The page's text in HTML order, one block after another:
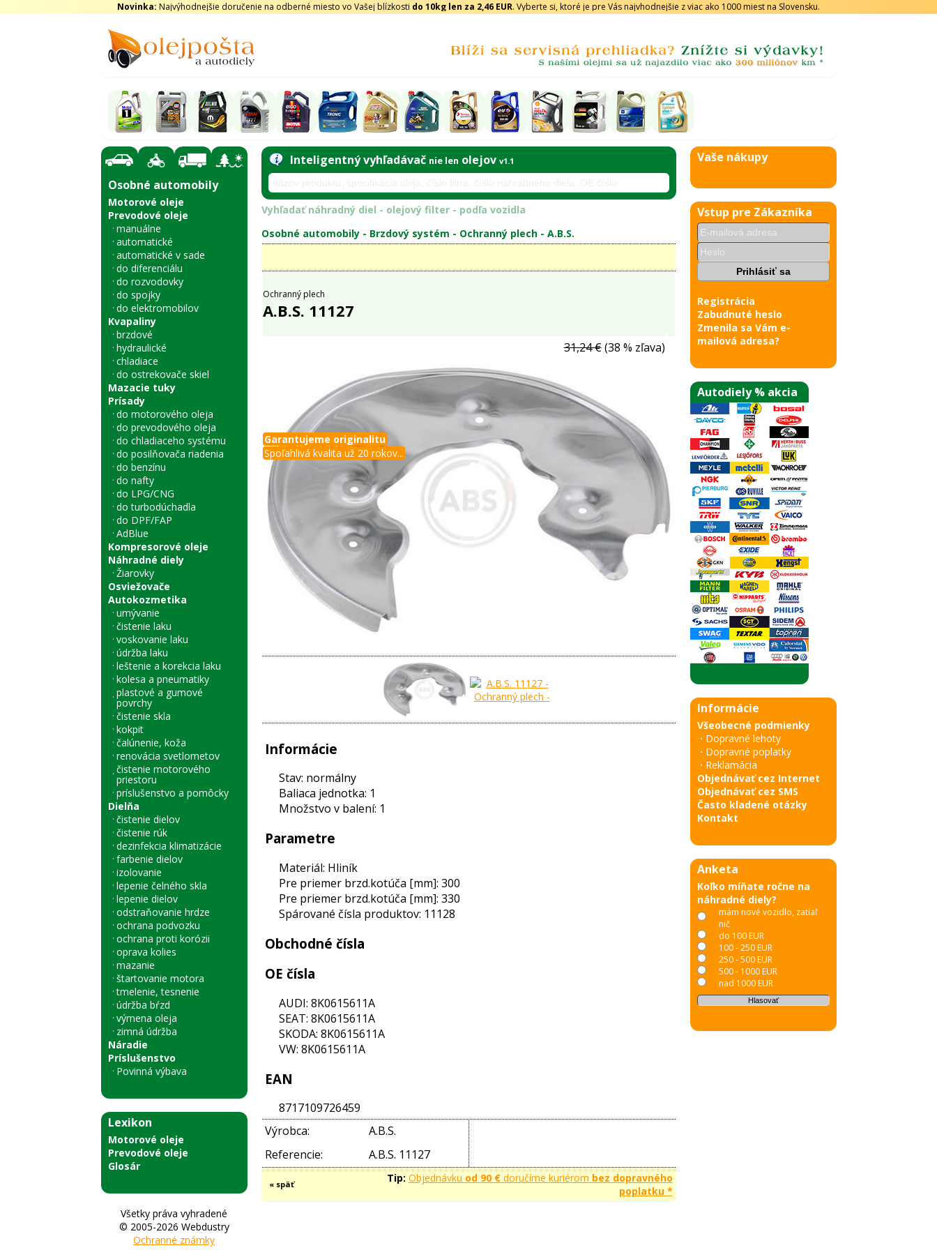
Novinka: Najvýhodnejšie doručenie na odberné miesto vo Vašej blízkosti do 10kg len za 2,46 EUR. Vyberte si, ktoré je pre Vás najvhodnejšie z viac ako 1000 miest na Slovensku.
Osobné automobily
Motorové oleje
Prevodové oleje
manuálne
automatické
automatické v sade
do diferenciálu
do rozvodovky
do spojky
do elektromobilov
Kvapaliny
brzdové
hydraulické
chladiace
do ostrekovače skiel
Mazacie tuky
Prísady
do motorového oleja
do prevodového oleja
do chladiaceho systému
do posilňovača riadenia
do benzínu
do nafty
do LPG/CNG
do turbodúchadla
do DPF/FAP
AdBlue
Kompresorové oleje
Náhradné diely
Žiarovky
Osviežovače
Autokozmetika
umývanie
čistenie laku
voskovanie laku
údržba laku
leštenie a korekcia laku
kolesa a pneumatiky
plastové a gumové
povrchy
čistenie skla
kokpit
čalúnenie, koža
renovácia svetlometov
čistenie motorového
priestoru
príslušenstvo a pomôcky
Dielňa
čistenie dielov
čistenie rúk
dezinfekcia klimatizácie
farbenie dielov
izolovanie
lepenie čelného skla
lepenie dielov
odstraňovanie hrdze
ochrana podvozku
ochrana proti korózii
oprava kolies
mazanie
štartovanie motora
tmelenie, tesnenie
údržba bŕzd
výmena oleja
zimná údržba
Náradie
Príslušenstvo
Povinná výbava
Lexikon
Motorové oleje
Prevodové oleje
Glosár
Všetky práva vyhradené
© 2005-2026 Webdustry
Ochranné známky
Inteligentný vyhľadávač nie len olejov v1.1
Vyhľadať náhradný diel - olejový filter - podľa vozidla
Osobné automobily - Brzdový systém - Ochranný plech- A.B.S.
Ochranný plech
A.B.S. 11127
31,24 €(38 % zľava)
Garantujeme originalitu
Spoľahlivá kvalita už 20 rokov...
Informácie
Stav: normálny
Baliaca jednotka: 1
Množstvo v balení: 1
Parametre
Materiál: Hliník
Pre priemer brzd.kotúča [mm]: 300
Pre priemer brzd.kotúča [mm]: 330
Spárované čísla produktov: 11128
Obchodné čísla
OE čísla
AUDI: 8K0615611A
SEAT: 8K0615611A
SKODA: 8K0615611A
VW: 8K0615611A
EAN
8717109726459
Výrobca:
A.B.S.
Referencie:
A.B.S. 11127
« späť Tip: Objednávku od 90 €doručíme kuriérom bez dopravného
poplatku *
Vaše nákupy
Vstup pre Zákazníka
Registrácia
Zabudnuté heslo
Zmenila sa Vám e-
mailová adresa?
Autodiely % akcia
Informácie
Všeobecné podmienky
· Dopravné lehoty
· Dopravné poplatky
· Reklamácia
Objednávať cez Internet
Objednávať cez SMS
Často kladené otázky
Kontakt
Anketa
Koľko míňate ročne na
náhradné diely?
mám nové vozidlo, zatiaľ
nič
do 100 EUR
100 - 250 EUR
250 - 500 EUR
500 - 1000 EUR
nad 1000 EUR